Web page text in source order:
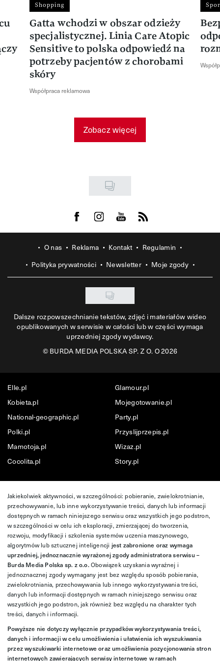
Shopping
Gatta wchodzi w obszar odzieży
specjalistycznej. Linia Care Atopic
Sensitive to polska odpowiedź na
potrzeby pacjentów z chorobami
skóry
Współpraca reklamowa
Zobacz więcej
Visit us on Facebook
Visit us on Instagram
Visit us on Youtube
Visit us on Rss
O nas Reklama Kontakt
Regulamin
Polityka prywatności
Newsletter Moje zgody
Dalsze rozpowszechnianie tekstów, zdjęć i materiałów wideo
opublikowanych w serwisie w całości lub w części wymaga
uprzedniej zgody wydawcy.
©BURDA MEDIA POLSKA SP. Z O. O 2026
Elle.pl
Glamour.pl
Kobieta.pl
Mojegotowanie.pl
National-geographic.pl
Party.pl
Polki.pl
Przyslijprzepis.pl
Mamotoja.pl
Wizaz.pl
Cocolita.pl
Story.pl
Jakiekolwiek aktywności, w szczególności: pobieranie, zwielokrotnianie,
przechowywanie, lub inne wykorzystywanie treści, danych lub informacji
dostępnych w ramach niniejszego serwisu oraz wszystkich jego podstron,
w szczególności w celu ich eksploracji, zmierzającej do tworzenia,
rozwoju, modyfikacji i szkolenia systemów uczenia maszynowego,
algorytmów lub sztucznej inteligencji jest zabronione oraz wymaga
uprzedniej, jednoznacznie wyrażonej zgody administratora serwisu –
Burda Media Polska sp. z o.o.Obowiązek uzyskania wyraźnej i
jednoznacznej zgody wymagany jest bez względu sposób pobierania,
zwielokrotniania, przechowywania lub innego wykorzystywania treści,
danych lub informacji dostępnych w ramach niniejszego serwisu oraz
wszystkich jego podstron, jak również bez względu na charakter tych
treści, danych i informacji.
Powyższe nie dotyczy wyłącznie przypadków wykorzystywania treści,
danych i informacji w celu umożliwienia i ułatwienia ich wyszukiwania
przez wyszukiwarki internetowe oraz umożliwienia pozycjonowania stron
internetowych zawierających serwisy internetowe w ramach